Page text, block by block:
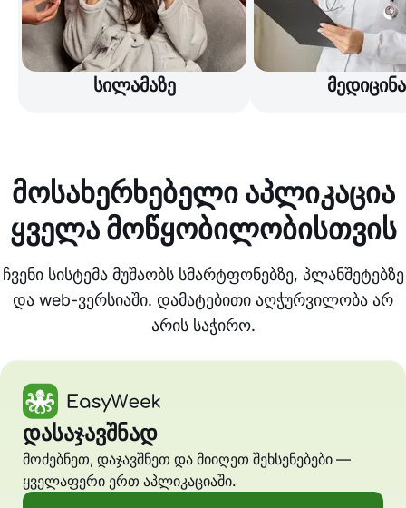
სილამაზე მედიცინა
მოსახერხებელი აპლიკაცია
ყველა მოწყობილობისთვის
ჩვენი სისტემა მუშაობს სმარტფონებზე, პლანშეტებზე
და web-ვერსიაში. დამატებითი აღჭურვილობა არ
არის საჭირო.
დასაჯავშნად
მოძებნეთ, დაჯავშნეთ და მიიღეთ შეხსენებები —
ყველაფერი ერთ აპლიკაციაში.